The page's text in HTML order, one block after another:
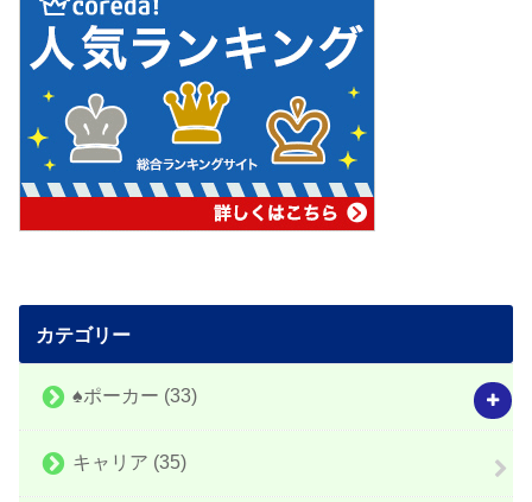
カテゴリー
♠️ポーカー (33)
キャリア (35)